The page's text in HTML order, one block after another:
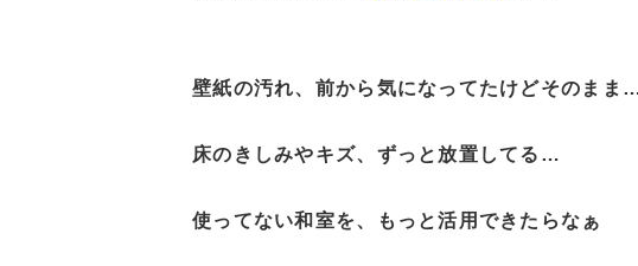
壁紙の汚れ、前から気になってたけどそのまま
床のきしみやキズ、ずっと放置してる…
使ってない和室を、もっと活用できたらなぁ